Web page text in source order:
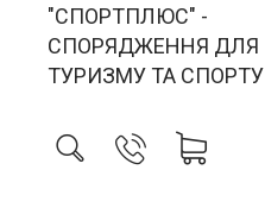
"СПОРТПЛЮС" -
СПОРЯДЖЕННЯ ДЛЯ
ТУРИЗМУ ТА СПОРТУ